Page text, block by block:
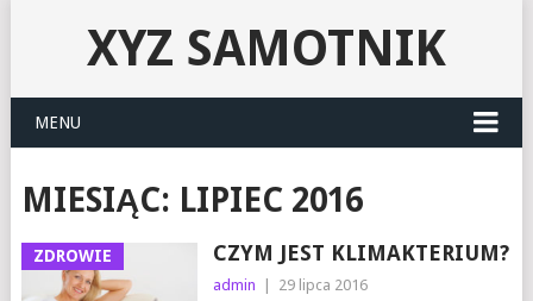
XYZ SAMOTNIK
MENU
MIESIĄC: LIPIEC 2016
ZDROWIE CZYM JEST KLIMAKTERIUM?
admin 29 lipca 2016